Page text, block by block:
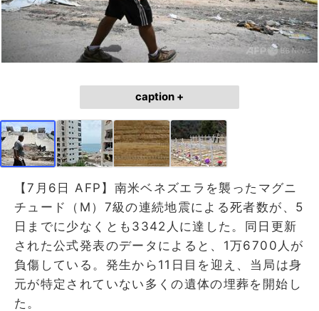
caption +
【7月6日 AFP】南米ベネズエラを襲ったマグニ
チュード（M）7級の連続地震による死者数が、5
日までに少なくとも3342人に達した。同日更新
された公式発表のデータによると、1万6700人が
負傷している。発生から11日目を迎え、当局は身
元が特定されていない多くの遺体の埋葬を開始し
た。